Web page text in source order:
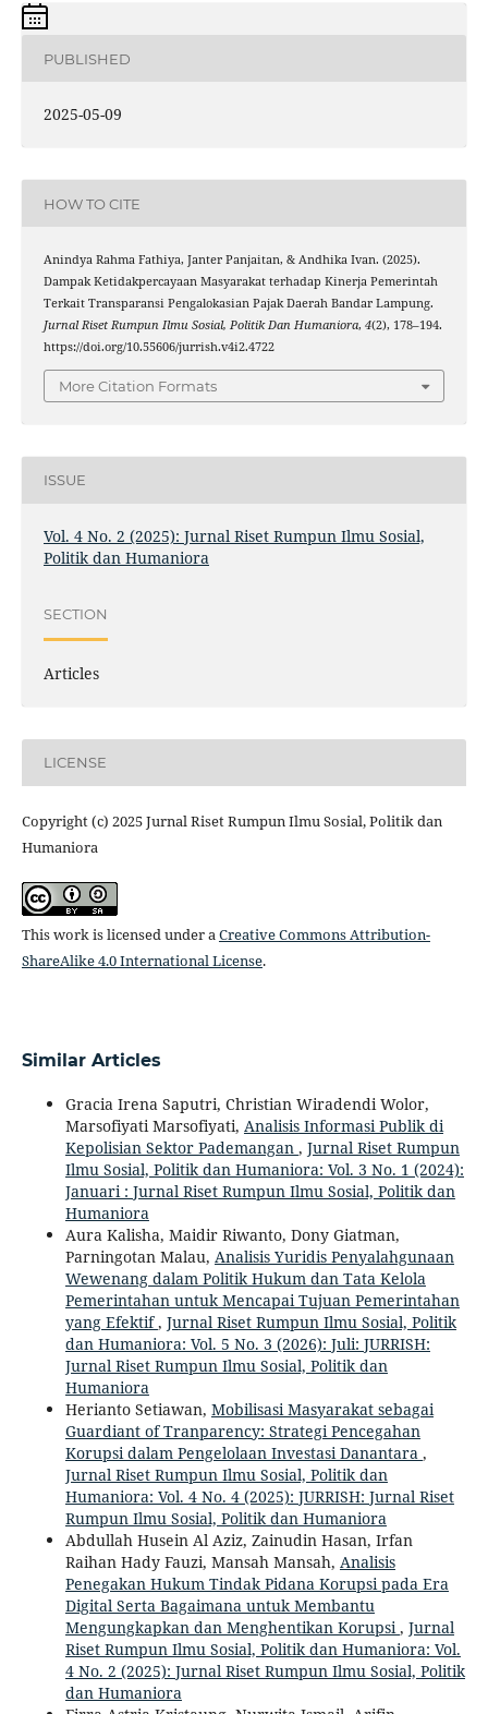
PUBLISHED
2025-05-09
HOW TO CITE
Anindya Rahma Fathiya, Janter Panjaitan, & Andhika Ivan. (2025).
Dampak Ketidakpercayaan Masyarakat terhadap Kinerja Pemerintah
Terkait Transparansi Pengalokasian Pajak Daerah Bandar Lampung.
Jurnal Riset Rumpun Ilmu Sosial, Politik Dan Humaniora, 4(2), 178–194.
https://doi.org/10.55606/jurrish.v4i2.4722
More Citation Formats
ISSUE
Vol. 4 No. 2 (2025): Jurnal Riset Rumpun Ilmu Sosial,
Politik dan Humaniora
SECTION
Articles
LICENSE
Copyright (c) 2025 Jurnal Riset Rumpun Ilmu Sosial, Politik dan
Humaniora
This work is licensed under aCreative Commons Attribution-
ShareAlike 4.0 International License.
Similar Articles
Gracia Irena Saputri, Christian Wiradendi Wolor,
Marsofiyati Marsofiyati, Analisis Informasi Publik di
Kepolisian Sektor Pademangan , Jurnal Riset Rumpun
Ilmu Sosial, Politik dan Humaniora: Vol. 3 No. 1 (2024):
Januari : Jurnal Riset Rumpun Ilmu Sosial, Politik dan
Humaniora
Aura Kalisha, Maidir Riwanto, Dony Giatman,
Parningotan Malau, Analisis Yuridis Penyalahgunaan
Wewenang dalam Politik Hukum dan Tata Kelola
Pemerintahan untuk Mencapai Tujuan Pemerintahan
yang Efektif, Jurnal Riset Rumpun Ilmu Sosial, Politik
dan Humaniora: Vol. 5 No. 3 (2026): Juli: JURRISH:
Jurnal Riset Rumpun Ilmu Sosial, Politik dan
Humaniora
Herianto Setiawan, Mobilisasi Masyarakat sebagai
Guardiant of Tranparency: Strategi Pencegahan
Korupsi dalam Pengelolaan Investasi Danantara ,
Jurnal Riset Rumpun Ilmu Sosial, Politik dan
Humaniora: Vol. 4 No. 4 (2025): JURRISH: Jurnal Riset
Rumpun Ilmu Sosial, Politik dan Humaniora
Abdullah Husein Al Aziz, Zainudin Hasan, Irfan
Raihan Hady Fauzi, Mansah Mansah, Analisis
Penegakan Hukum Tindak Pidana Korupsi pada Era
Digital Serta Bagaimana untuk Membantu
Mengungkapkan dan Menghentikan Korupsi , Jurnal
Riset Rumpun Ilmu Sosial, Politik dan Humaniora: Vol.
4 No. 2 (2025): Jurnal Riset Rumpun Ilmu Sosial, Politik
dan Humaniora